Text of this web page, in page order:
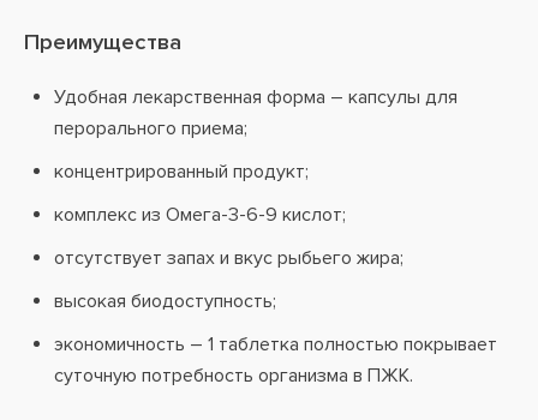
Преимущества
Удобная лекарственная форма – капсулы для
перорального приема;
концентрированный продукт;
комплекс из Омега-3-6-9 кислот;
отсутствует запах и вкус рыбьего жира;
высокая биодоступность;
экономичность – 1 таблетка полностью покрывает
суточную потребность организма в ПЖК.